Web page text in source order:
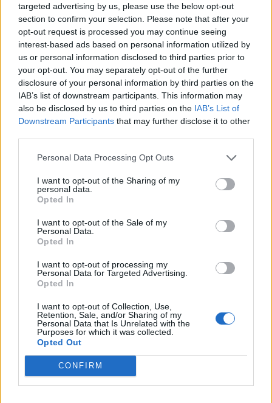
targeted advertising by us, please use the below opt-out
section to confirm your selection. Please note that after your
opt-out request is processed you may continue seeing
interest-based ads based on personal information utilized by
us or personal information disclosed to third parties prior to
your opt-out. You may separately opt-out of the further
disclosure of your personal information by third parties on the
IAB’s list of downstream participants. This information may
also be disclosed by us to third parties on the IAB’s List of
Downstream Participants that may further disclose it to other
Personal Data Processing Opt Outs
I want to opt-out of the Sharing of my
personal data.
Opted In
I want to opt-out of the Sale of my
Personal Data.
Opted In
I want to opt-out of processing my
Personal Data for Targeted Advertising.
Opted In
I want to opt-out of Collection, Use,
Retention, Sale, and/or Sharing of my
Personal Data that Is Unrelated with the
Purposes for which it was collected.
Opted Out
CONFIRM
A legidegesítőbb kifejezések laza
gyűjteménye
Elyna Robbs: Adéle és az örökölt árnyak
13. rész
Woody Allen megosztó zsenialitása
Panna és a szép szerelmek mítosza 3.
Képtelenek vagyunk felnőni a felnőtt élet
kihívásaihoz?